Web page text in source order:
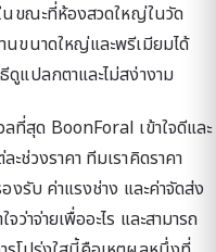
นขณะที่ห้องสวดใหญ่ในวัด
านขนาดใหญ่และพรีเมียมได้
ดูแปลกตาและไม่สง่างาม
สุด BoonForal เข้าใจดีและ
ช่วงราคา ทีมเราคิดราคา
งรับ ค่าแรงช่าง และค่าจัดส่ง
าจ่ายเพื่ออะไร และสามารถ